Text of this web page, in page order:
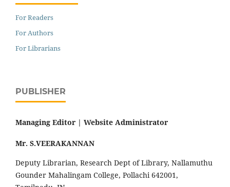
For Readers
For Authors
For Librarians
PUBLISHER
Managing Editor | Website Administrator
Mr. S.VEERAKANNAN
Deputy Librarian, Research Dept of Library, Nallamuthu
Gounder Mahalingam College, Pollachi 642001,